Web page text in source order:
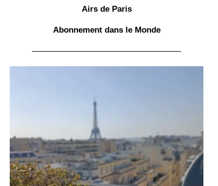
Airs de Paris
Abonnement dans le Monde
——————————————————